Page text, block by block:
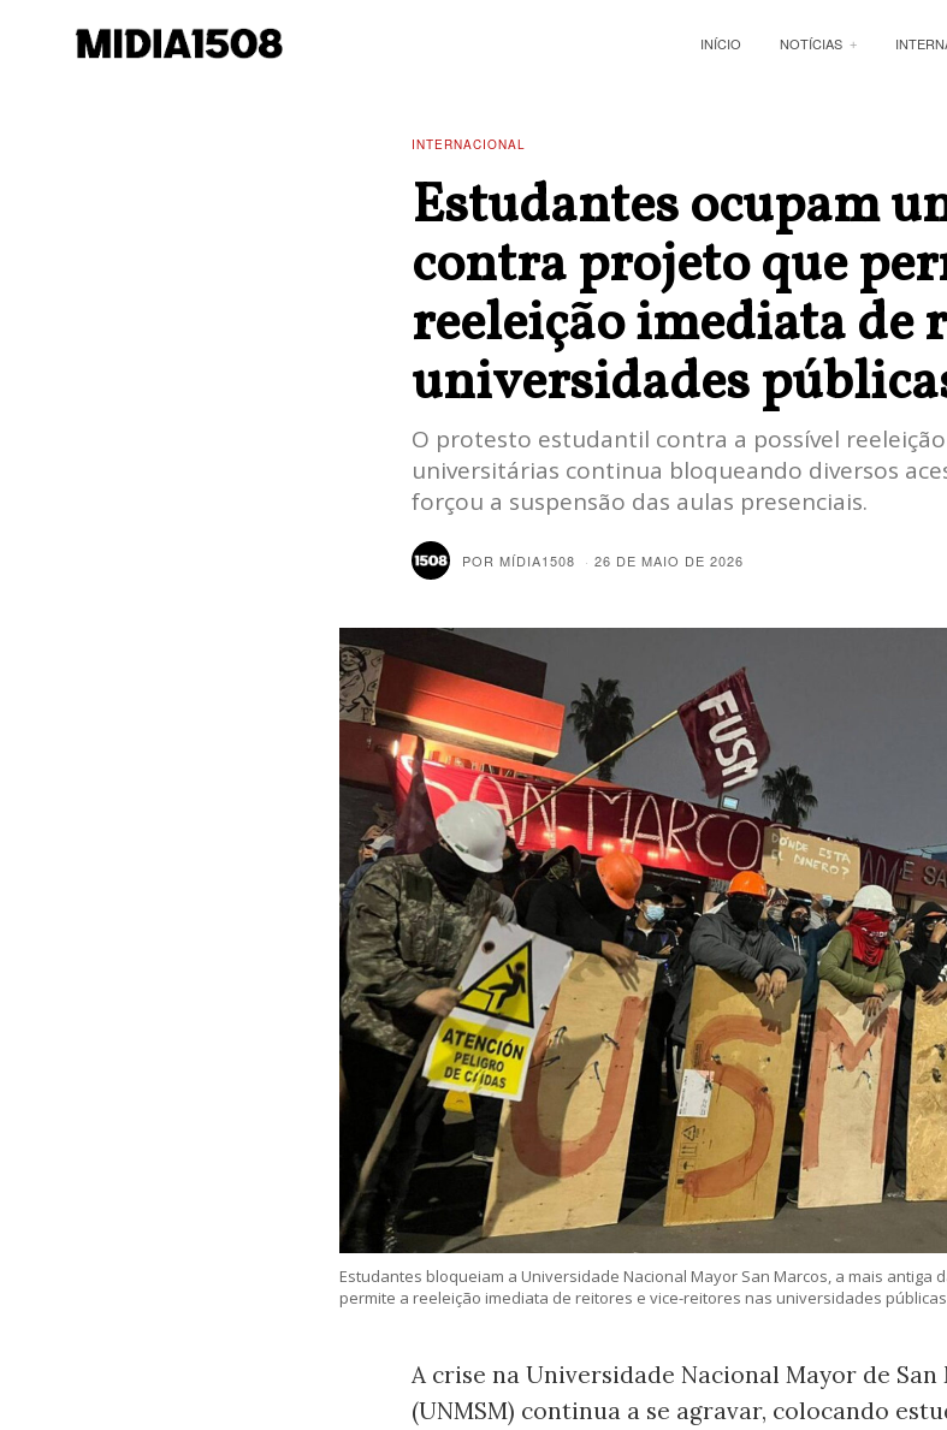
INÍCIO NOTÍCIAS
INTERNACIONAL
Estudantes ocupam
contra projeto que
reeleição imediata de
universidades
O protesto estudantil contra a possível
universitárias continua bloqueando diversos
forçou a suspensão das aulas presenciais.
POR MÍDIA1508 26 DE MAIO DE 2026
Estudantes bloqueiam a Universidade Nacional Mayor San Marcos, a mais antiga
permite a reeleição imediata de reitores e vice-reitores nas universidades
A crise na Universidade Nacional Mayor de San
(UNMSM) continua a se agravar, colocando